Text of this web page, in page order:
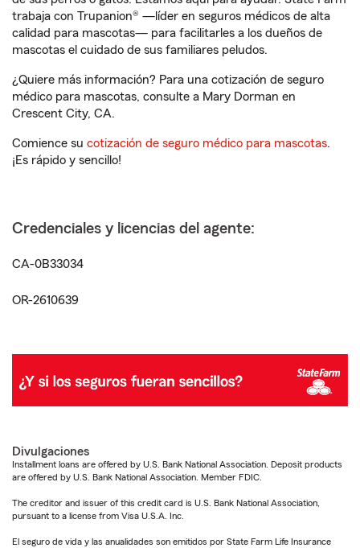
trabaja con Trupanion® —líder en seguros médicos de alta
calidad para mascotas— para facilitarles a los dueños de
mascotas el cuidado de sus familiares peludos.
¿Quiere más información? Para una cotización de seguro
médico para mascotas, consulte a Mary Dorman en
Crescent City, CA.
Comience su cotización de seguro médico para mascotas.
¡Es rápido y sencillo!
Credenciales y licencias del agente:
CA-0B33034
OR-2610639
Divulgaciones
Installment loans are offered by U.S. Bank National Association. Deposit products
are offered by U.S. Bank National Association. Member FDIC.
The creditor and issuer of this credit card is U.S. Bank National Association,
pursuant to a license from Visa U.S.A. Inc.
El seguro de vida y las anualidades son emitidos por State Farm Life Insurance